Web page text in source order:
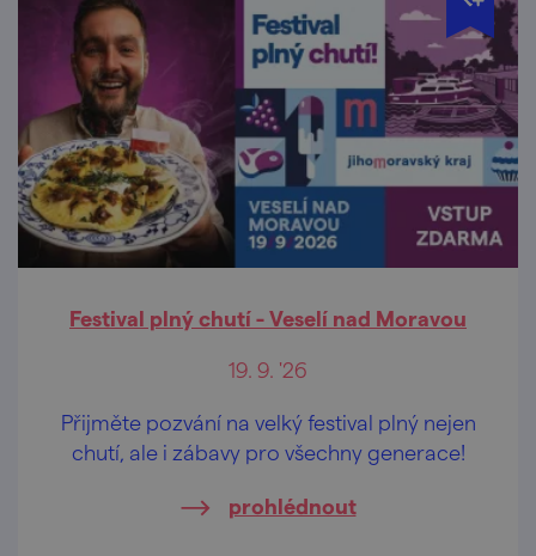
Festival plný chutí - Veselí nad Moravou
19. 9. '26
Přijměte pozvání na velký festival plný nejen
chutí, ale i zábavy pro všechny generace!
prohlédnout